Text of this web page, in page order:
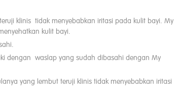
klinis tidak menyebabkan iritasi pada kulit bayi. My
kulit bayi.
dengan waslap yang sudah dibasahi dengan My
yang lembut teruji klinis tidak menyebabkan iritasi